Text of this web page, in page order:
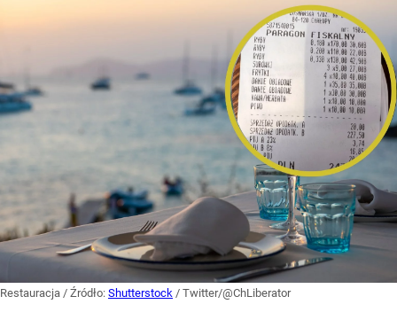
Restauracja / Źródło: Shutterstock / Twitter/@ChLiberator